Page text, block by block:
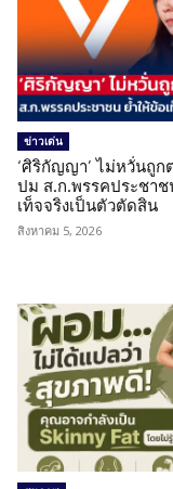
ข่าวเด่น
‘ศิริกัญญา’ ไม่หวั่นถูก
ปม ส.ก.พรรคประชาช
เท็จจริงเป็นตัวตัดสิน
สิงหาคม 5, 2026